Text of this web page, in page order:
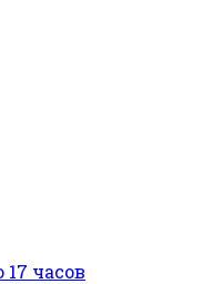
17 часов